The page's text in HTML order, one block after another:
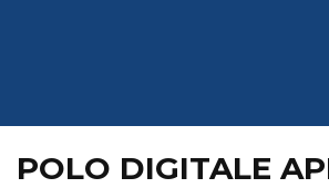
POLO DIGITALE